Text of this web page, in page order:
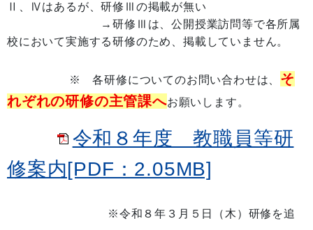
Ⅱ、Ⅳはあるが、研修Ⅲの掲載が無い
→研修Ⅲは、公開授業訪問等で各所属
校において実施する研修のため、掲載していません。
※ 各研修についてのお問い合わせは、 そ
れぞれの研修の主管課へお願いします。
令和８年度 教職員等研
修案内[PDF：2.05MB]
※令和８年３月５日（木）研修を追